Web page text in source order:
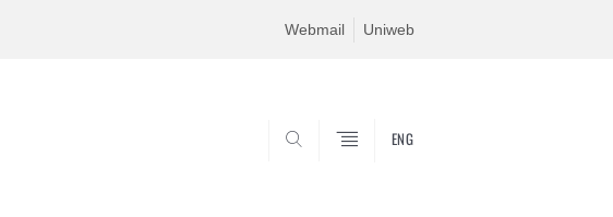
Webmail Uniweb
ENG